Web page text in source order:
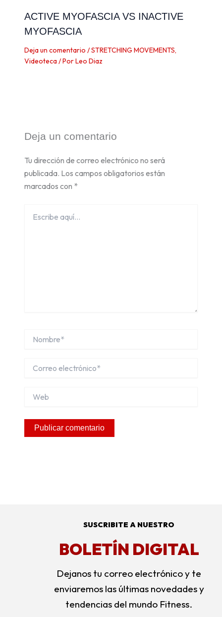
ACTIVE MYOFASCIA VS INACTIVE
MYOFASCIA
Deja un comentario /STRETCHING MOVEMENTS,
Videoteca/ PorLeo Diaz
Deja un comentario
Tu dirección de correo electrónico no será
publicada. Los campos obligatorios están
marcados con *
aquí...
electrónico*
SUSCRIBITE A NUESTRO
BOLETÍN DIGITAL
Dejanos tu correo electrónico y te
enviaremos las últimas novedades y
tendencias del mundo Fitness.